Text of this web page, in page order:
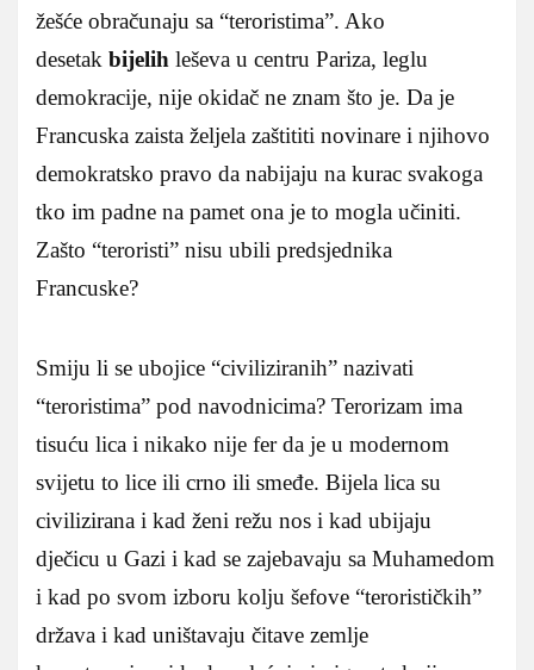
žešće obračunaju sa “teroristima”. Ako
desetak bijelih leševa u centru Pariza, leglu
demokracije, nije okidač ne znam što je. Da je
Francuska zaista željela zaštititi novinare i njihovo
demokratsko pravo da nabijaju na kurac svakoga
tko im padne na pamet ona je to mogla učiniti.
Zašto “teroristi” nisu ubili predsjednika
Francuske?
Smiju li se ubojice “civiliziranih” nazivati
“teroristima” pod navodnicima? Terorizam ima
tisuću lica i nikako nije fer da je u modernom
svijetu to lice ili crno ili smeđe. Bijela lica su
civilizirana i kad ženi režu nos i kad ubijaju
dječicu u Gazi i kad se zajebavaju sa Muhamedom
i kad po svom izboru kolju šefove “terorističkih”
država i kad uništavaju čitave zemlje